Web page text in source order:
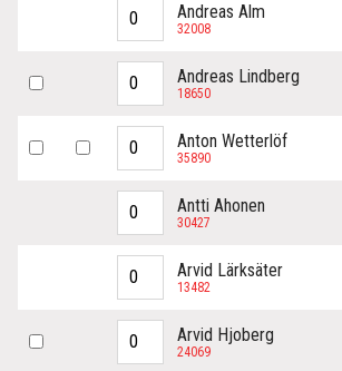
Andreas Alm
32008
Andreas Lindberg
18650
Anton Wetterlöf
35890
Antti Ahonen
30427
Arvid Lärksäter
13482
Arvid Hjoberg
24069